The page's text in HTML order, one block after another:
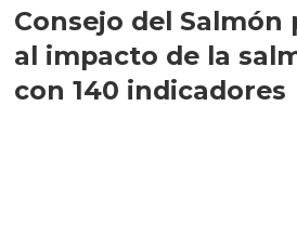
Consejo del Salmón
al impacto de la
con 140 indicadores